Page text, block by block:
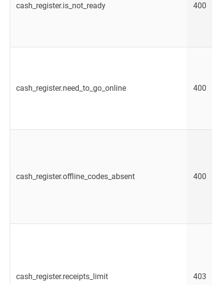
cash_register.is_not_ready 400
cash_register.need_to_go_online 400
cash_register.offline_codes_absent 400
cash_register.receipts_limit 403